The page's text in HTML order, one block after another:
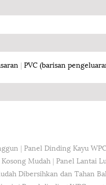
| PVC (barisan
| Panel Dinding Kayu
Mudah | Panel Lantai
Dibersihkan dan Tahan